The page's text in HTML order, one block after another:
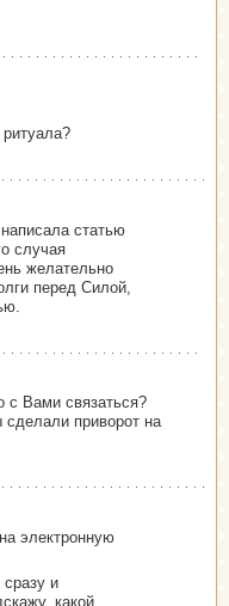
статью
случая
желательно
перед Силой,
с Вами связаться?
сделали приворот на
электронную
и
какой